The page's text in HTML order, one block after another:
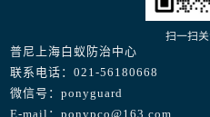
扫一扫
普尼上海白蚁防治中心
联系电话：021-56180668
微信号：ponyguard
E-mail：ponypco@163.com